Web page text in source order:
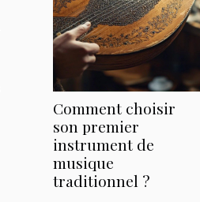
Comment choisir
son premier
instrument de
musique
traditionnel ?